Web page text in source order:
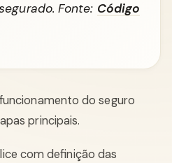
Fonte: Código
do seguro
principais.
com definição das